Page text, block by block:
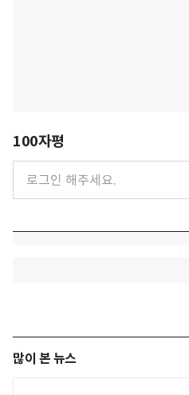
100자평
많이 본 뉴스